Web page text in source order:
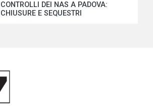
CONTROLLI DEI NAS A PADOVA:
CHIUSURE E SEQUESTRI